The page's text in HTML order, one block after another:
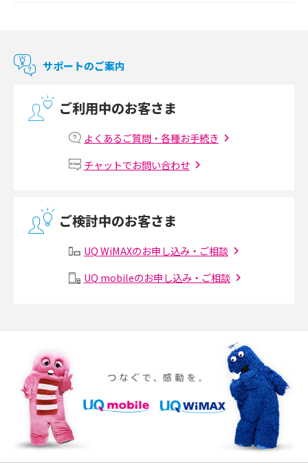
マンションで使えるWi-Fiは？種類ごとの特徴や選び方を紹介
マンションで光回線の利用を始める手順は？設備状況の確認方法も解説
Wi-Fiルーターの設定方法をわかりやすく解説！事前に準備すべきものも紹
無線LANとは？メリット・デメリットや接続方法を解説
メッシュWi-Fiとは？仕組みやメリット・デメリット、中継機との違いを解
ポケット型Wi-Fiをレンタルするメリットとは？選び方や向いている方の特
徴も紹介
持ち運びできるポケット型Wi-Fiのおススメの選び方は？メリット・デメリ
ットも紹介
ポケット型Wi-Fiはクレカなしでも利用できる？口座振替の方法や注意点も
サポートのご案内
ご利用中のお客さま
よくあるご質問・各種お手続き
チャットでお問い合わせ
ご検討中のお客さま
UQ WiMAXのお申し込み・ご相談
UQ mobileのお申し込み・ご相談